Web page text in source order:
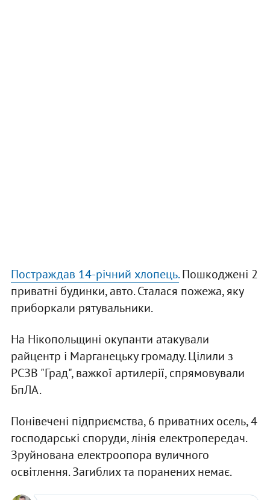
Постраждав 14-річний хлопець.Пошкоджені 2
приватні будинки, авто. Сталася пожежа, яку
приборкали рятувальники.
На Нікопольщині окупанти атакували
райцентр і Марганецьку громаду. Цілили з
РСЗВ "Град", важкої артилерії, спрямовували
БпЛА.
Понівечені підприємства, 6 приватних осель, 4
господарські споруди, лінія електропередач.
Зруйнована електроопора вуличного
освітлення. Загиблих та поранених немає.